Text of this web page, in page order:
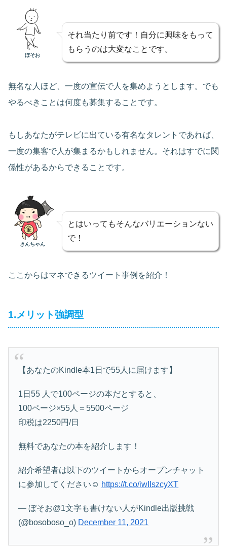
ぼそお
それ当たり前です！自分に興味をもって
もらうのは大変なことです。
無名な人ほど、一度の宣伝で人を集めようとします。でも
やるべきことは何度も募集することです。
もしあなたがテレビに出ている有名なタレントであれば、
一度の集客で人が集まるかもしれません。それはすでに関
係性があるからできることです。
きんちゃん
とはいってもそんなバリエーションない
で！
ここからはマネできるツイート事例を紹介！
1.メリット強調型
【あなたのKindle本1日で55人に届けます】
1日55 人で100ページの本だとすると、
100ページ×55人＝5500ページ
印税は2250円/日
無料であなたの本を紹介します！
紹介希望者は以下のツイートからオープンチャット
に参加してください☺️ https://t.co/iwIIszcyXT
— ぼそお@1文字も書けない人がKindle出版挑戦
(@bosoboso_o) December 11, 2021